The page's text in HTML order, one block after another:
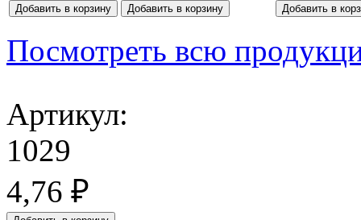
Посмотреть всю
Артикул:
1029
4,76 ₽